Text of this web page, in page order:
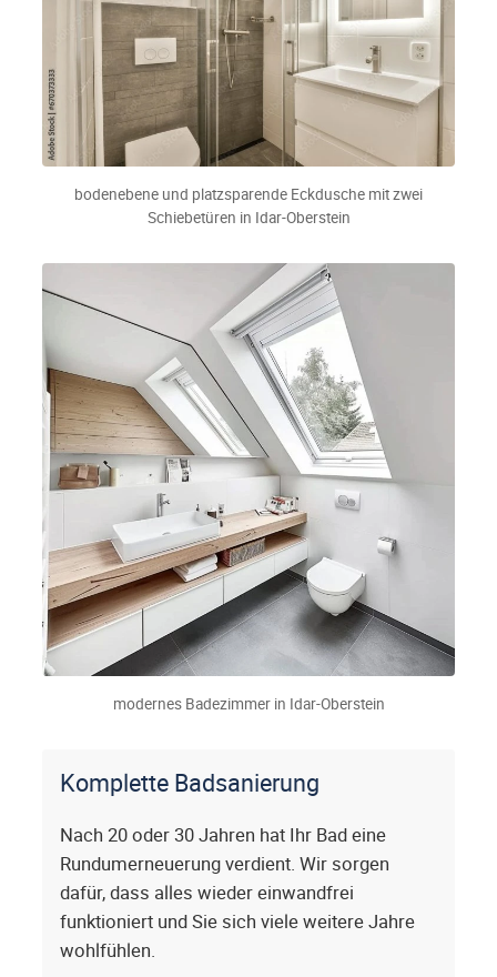
bodenebene und platzsparende Eckdusche mit zwei
Schiebetüren in Idar-Oberstein
modernes Badezimmer in Idar-Oberstein
Komplette Badsanierung
Nach 20 oder 30 Jahren hat Ihr Bad eine
Rundumerneuerung verdient. Wir sorgen
dafür, dass alles wieder einwandfrei
funktioniert und Sie sich viele weitere Jahre
wohlfühlen.